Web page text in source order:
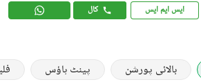
ایس ایم ایس کال
بالائی پورشن پینٹ ہاؤس